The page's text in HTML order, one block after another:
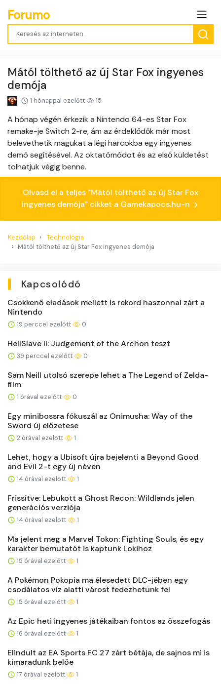
Forumo
Mától tölthető az új Star Fox ingyenes
demója
1 hónappal ezelőtt 15
A hónap végén érkezik a Nintendo 64-es Star Fox
remake-je Switch 2-re, ám az érdeklődők már most
belevethetik magukat a légi harcokba egy ingyenes
demó segítésével. Az oktatómódot és az első küldetést
tolhatjuk végig benne.
Olvasd el a teljes "Mától tölthető az új Star Fox
ingyenes demója" cikket a Gamekapocs.hu-n
Kezdőlap
Technológia
Mától tölthető az új Star Fox ingyenes demója
Kapcsolódó
Csökkenő eladások mellett is rekord haszonnal zárt a
Nintendo
19 perccel ezelőtt 0
HellSlave II: Judgement of the Archon teszt
39 perccel ezelőtt 0
Sam Neill utolsó szerepe lehet a The Legend of Zelda-
film
1 órával ezelőtt 0
Egy minibossra fókuszál az Onimusha: Way of the
Sword új előzetese
2 órával ezelőtt 1
Lehet, hogy a Ubisoft újra bejelenti a Beyond Good
and Evil 2-t egy új néven
14 órával ezelőtt 1
Frissítve: Lebukott a Ghost Recon: Wildlands jelen
generációs verziója
14 órával ezelőtt 1
Ma jelent meg a Marvel Tokon: Fighting Souls, és egy
karakter bemutatót is kaptunk Lokihoz
15 órával ezelőtt 1
A Pokémon Pokopia ma élesedett DLC-jében egy
csodálatos víz alatti várost fedezhetünk fel
15 órával ezelőtt 1
Az Epic heti ingyenes játékaiban fontos az összefogás
16 órával ezelőtt 1
Elindult az EA Sports FC 27 zárt bétája, de sajnos mi is
kimaradunk belőe
17 órával ezelőtt 1